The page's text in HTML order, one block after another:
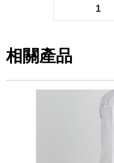
相關產品